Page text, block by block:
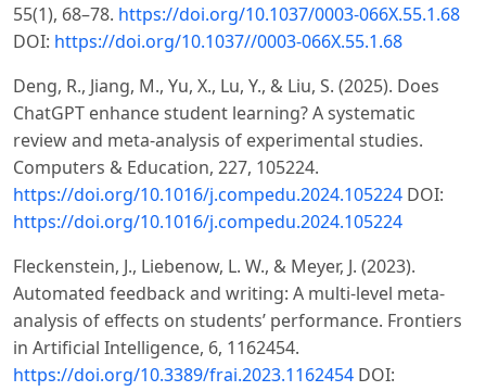
55(1), 68–78. https://doi.org/10.1037/0003-066X.55.1.68
DOI: https://doi.org/10.1037//0003-066X.55.1.68
Deng, R., Jiang, M., Yu, X., Lu, Y., & Liu, S. (2025). Does
ChatGPT enhance student learning? A systematic
review and meta-analysis of experimental studies.
Computers & Education, 227, 105224.
https://doi.org/10.1016/j.compedu.2024.105224 DOI:
https://doi.org/10.1016/j.compedu.2024.105224
Fleckenstein, J., Liebenow, L. W., & Meyer, J. (2023).
Automated feedback and writing: A multi-level meta-
analysis of effects on students’ performance. Frontiers
in Artificial Intelligence, 6, 1162454.
https://doi.org/10.3389/frai.2023.1162454 DOI: